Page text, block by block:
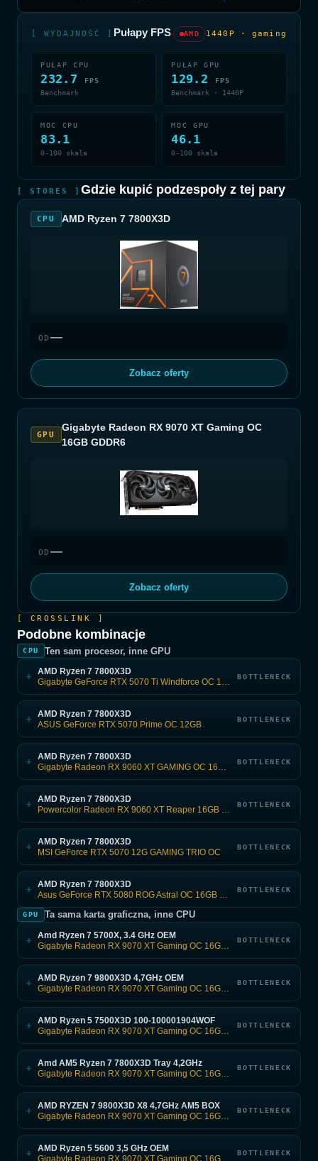
[ WYDAJNOŚĆ ] Pułapy FPS AMD 1440P · gaming
PUŁAP CPU
232.7
FPS
Benchmark
PUŁAP GPU
129.2
FPS
Benchmark · 1440P
MOC CPU
83.1
0-100 skala
MOC GPU
46.1
0-100 skala
[ STORES ]Gdzie kupić podzespoły z tej pary
CPU AMD Ryzen 7 7800X3D
OD—
Zobacz oferty
GPU
Gigabyte Radeon RX 9070 XT Gaming OC
16GB GDDR6
OD—
Zobacz oferty
[ CROSSLINK ]
Podobne kombinacje
CPU Ten sam procesor, inne GPU
+ AMD Ryzen 7 7800X3D BOTTLENECK
+ AMD Ryzen 7 7800X3D
ASUS GeForce RTX 5070 Prime OC 12GB
BOTTLENECK
+ AMD Ryzen 7 7800X3D BOTTLENECK
+ AMD Ryzen 7 7800X3D BOTTLENECK
+ AMD Ryzen 7 7800X3D
MSI GeForce RTX 5070 12G GAMING TRIO OC
BOTTLENECK
+ AMD Ryzen 7 7800X3D BOTTLENECK
GPU Ta sama karta graficzna, inne CPU
+ Amd Ryzen 7 5700X, 3.4 GHz OEM
Gigabyte Radeon RX 9070 XT Gaming OC 16GB GDDR6
BOTTLENECK
+ AMD Ryzen 7 9800X3D 4,7GHz OEM
Gigabyte Radeon RX 9070 XT Gaming OC 16GB GDDR6
BOTTLENECK
+ AMD Ryzen 5 7500X3D 100-100001904WOF
Gigabyte Radeon RX 9070 XT Gaming OC 16GB GDDR6
BOTTLENECK
+ Amd AM5 Ryzen 7 7800X3D Tray 4,2GHz
Gigabyte Radeon RX 9070 XT Gaming OC 16GB GDDR6
BOTTLENECK
+ AMD RYZEN 7 9800X3D X8 4,7GHz AM5 BOX
Gigabyte Radeon RX 9070 XT Gaming OC 16GB GDDR6
BOTTLENECK
+ AMD Ryzen 5 5600 3,5 GHz OEM
Gigabyte Radeon RX 9070 XT Gaming OC 16GB GDDR6
BOTTLENECK